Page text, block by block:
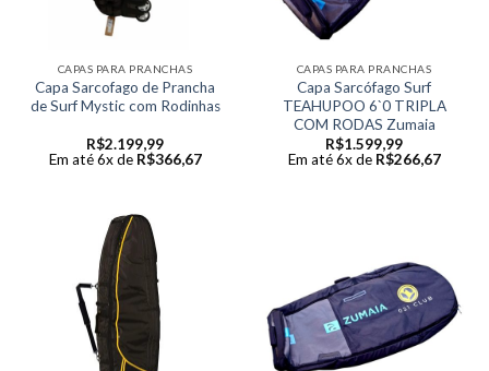
CAPAS PARA PRANCHAS
Capa Sarcofago de Prancha
de Surf Mystic com Rodinhas
R$2.199,99
Em até 6x de R$366,67
CAPAS PARA PRANCHAS
Capa Sarcófago Surf
TEAHUPOO 6`0 TRIPLA
COM RODAS Zumaia
R$1.599,99
Em até 6x de R$266,67